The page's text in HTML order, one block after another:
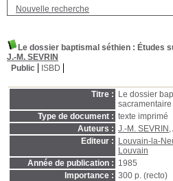
Nouvelle recherche
Le dossier baptismal séthien : Études
J.-M. SEVRIN
Public
ISBD
Titre :
Le dossier
Type de document : texte imprimé
Auteurs : J.-M. SEVRIN
Editeur :
Louvain-la-
Louvain
Année de publication : 1985
Importance : 300 p. (recto)